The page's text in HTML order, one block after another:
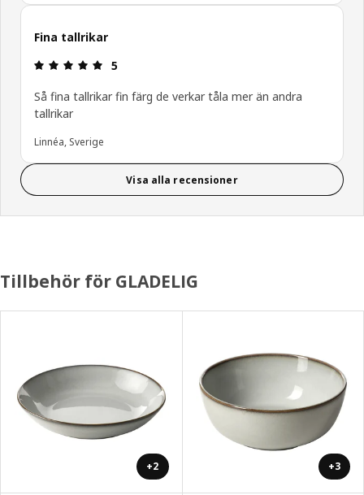
Fina tallrikar
Recension: 5 / 5 stjärnor.
5
Så fina tallrikar fin färg de verkar tåla mer än andra
tallrikar
Linnéa, Sverige
Visa alla recensioner
Tillbehör för GLADELIG
+2 +3